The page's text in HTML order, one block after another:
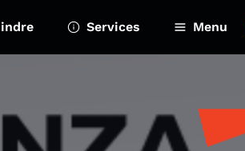
Services Menu